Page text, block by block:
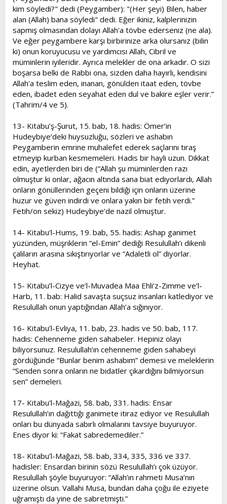
kim söyledi?" dedi (Peygamber): "(Her şeyi) Bilen, haber
alan (Allah) bana söyledi" dedi. Eğer ikiniz, kalplerinizin
sapmış olmasından dolayı Allah'a tövbe ederseniz (ne ala).
Ve eğer peygambere karşı birbirinize arka olursanız (bilin
ki) onun koruyucusu ve yardımcısı Allah, Cibril ve
müminlerin iyileridir. Ayrıca melekler de ona arkadır. O sizi
boşarsa belki de Rabbi ona, sizden daha hayırlı, kendisini
Allah'a teslim eden, inanan, gönülden itaat eden, tövbe
eden, ibadet eden seyahat eden dul ve bakire eşler verir.”
(Tahrim/4 ve 5).
13- Kitabu’ş-Şurut, 15. bab, 18. hadis: Ömer’in
Hudeybiye’deki huysuzluğu, sözleri ve ashabın
Peygamberin emrine muhalefet ederek saçlarını tıraş
etmeyip kurban kesmemeleri. Hadis bir hayli uzun. Dikkat
edin, ayetlerden biri de (“Allah şu müminlerden razı
olmuştur ki onlar, ağacın altında sana biat ediyorlardı, Allah
onların gönüllerinden geçeni bildiği için onların üzerine
huzur ve güven indirdi ve onlara yakın bir fetih verdi.”
Fetih/on sekiz) Hudeybiye’de nazil olmuştur.
14- Kitabu’l-Hums, 19. bab, 55. hadis: Ashap ganimet
yüzünden, müşriklerin “el-Emin” dediği Resulullah’ı dikenli
çalıların arasına sıkıştırıyorlar ve “Adaletli ol” diyorlar.
Heyhat.
15- Kitabu’l-Cizye ve’l-Muvadea Maa Ehli’z-Zimme ve’l-
Harb, 11. bab: Halid savaşta suçsuz insanları katlediyor ve
Resulullah onun yaptığından Allah’a sığınıyor.
16- Kitabu’l-Evliya, 11. bab, 23. hadis ve 50. bab, 117.
hadis: Cehenneme giden sahabeler. Hepiniz olayı
biliyorsunuz. Resulullah’ın cehenneme giden sahabeyi
gördüğünde “Bunlar benim ashabım” demesi ve meleklerin
“Senden sonra onların ne bidatler çıkardığını bilmiyorsun
sen” demeleri.
17- Kitabu’l-Mağazi, 58. bab, 331. hadis: Ensar
Resulullah’ın dağıttığı ganimete itiraz ediyor ve Resulullah
onları bu dünyada sabırlı olmalarını tavsiye buyuruyor.
Enes diyor ki: “Fakat sabredemediler.”
18- Kitabu’l-Mağazi, 58. bab, 334, 335, 336 ve 337.
hadisler: Ensardan birinin sözü Resulullah’ı çok üzüyor.
Resulullah şöyle buyuruyor: “Allah’ın rahmeti Musa’nın
üzerine olsun. Vallahi Musa, bundan daha çoğu ile eziyete
uğramıştı da yine de sabretmişti.”